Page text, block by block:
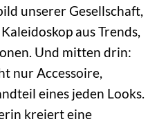
unserer Gesellschaft,
aus Trends,
Und mitten drin:
nur Accessoire,
eines jeden Looks.
kreiert eine